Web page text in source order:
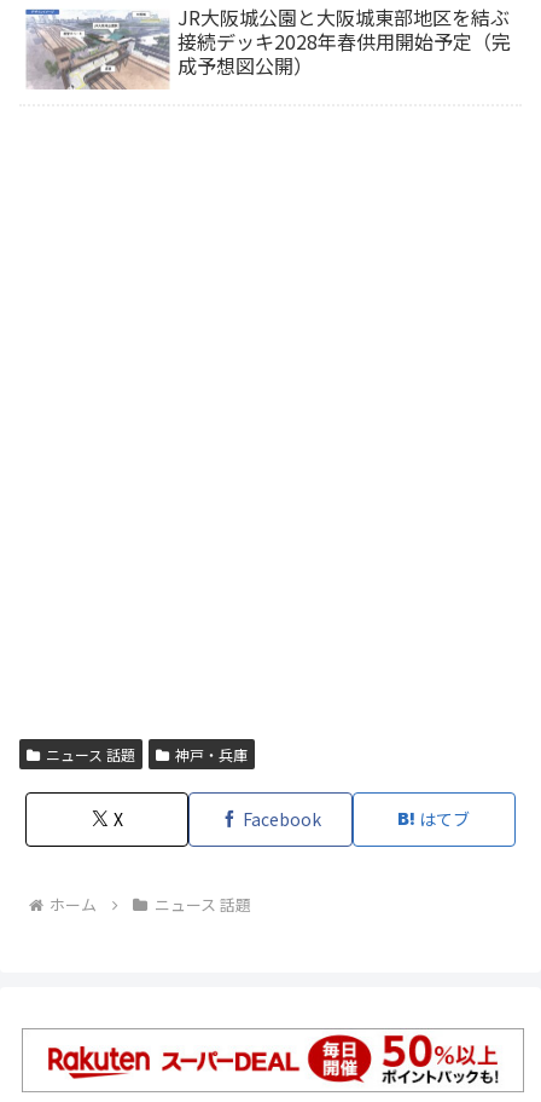
JR大阪城公園と大阪城東部地区を結ぶ
接続デッキ2028年春供用開始予定（完
成予想図公開）
ニュース 話題 神戸・兵庫
X Facebook はてブ
ホーム ニュース 話題